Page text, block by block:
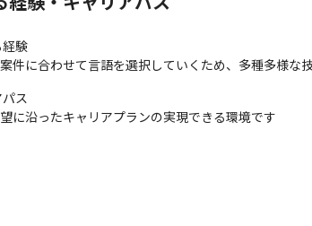
験
件に合わせて言語を選択していくため、多種多様な
ス
に沿ったキャリアプランの実現できる環境です